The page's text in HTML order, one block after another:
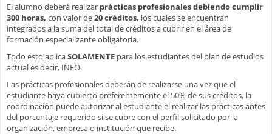
El alumno deberá realizar prácticas profesionales debiendo cumplir
300 horas, con valor de20 créditos, los cuales se encuentran
integrados a la suma del total de créditos a cubrir en el área de
formación especializante obligatoria.
Todo esto aplicaSOLAMENTE para los estudiantes del plan de estudios
actual es decir, INFO.
Las prácticas profesionales deberán de realizarse una vez que el
estudiante haya cubierto preferentemente el 50% de sus créditos, la
coordinación puede autorizar al estudiante el realizar las prácticas antes
del porcentaje requerido si se cubre con el perfil solicitado por la
organización, empresa o institución que recibe.